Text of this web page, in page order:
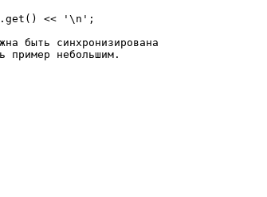
.get ( ) << '\n' ;
быть синхронизирована
небольшим.